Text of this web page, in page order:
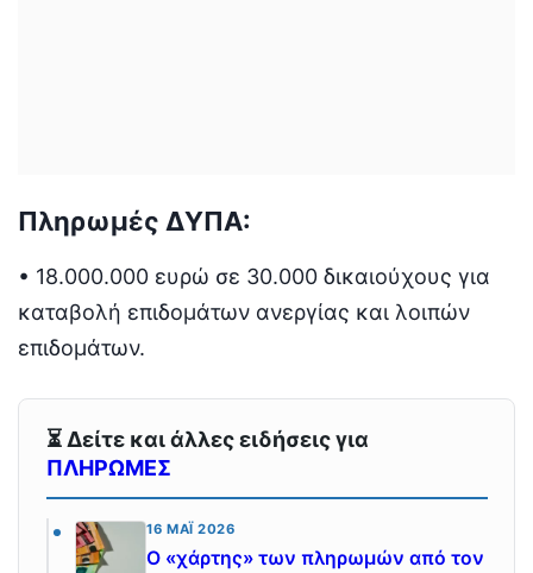
Πληρωμές ΔΥΠΑ:
• 18.000.000 ευρώ σε 30.000 δικαιούχους για
καταβολή επιδομάτων ανεργίας και λοιπών
επιδομάτων.
⏳ Δείτε και άλλες ειδήσεις για
ΠΛΗΡΩΜΕΣ
16 ΜΆΙ 2026
Ο «χάρτης» των πληρωμών από τον